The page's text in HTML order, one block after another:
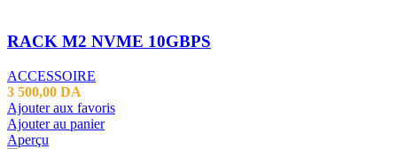
RACK M2 NVME 10GBPS
ACCESSOIRE
3 500,00 DA
Ajouter aux favoris
Ajouter au panier
Aperçu